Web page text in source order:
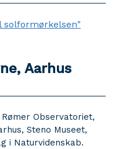
Aarhus
Observatoriet,
Steno Museet,
i Naturvidenskab.